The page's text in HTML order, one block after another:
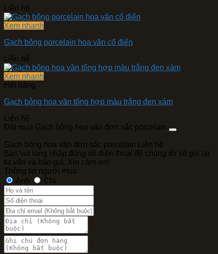
Liên hệ
Xem nhanh
Gạch bông porcelain hoa văn cổ điển
Liên hệ
Xem nhanh
Hết hàng
Gạch bông hoa văn tổng hợp màu trắng đen xám
Liên hệ
Đặt mua Gạch bông hoa văn đơn sắc porcelain
Gạch bông hoa văn đơn sắc porcelain
Liên hệ
Bạn vui lòng nhập đúng số điện thoại để chúng tôi sẽ gọi lại
tư vấn và báo giá. Xin cảm ơn!
Thông tin người mua
Anh
Chị